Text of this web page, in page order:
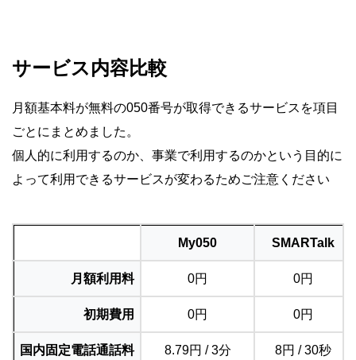
サービス内容比較
月額基本料が無料の050番号が取得できるサービスを項目
ごとにまとめました。
個人的に利用するのか、事業で利用するのかという目的に
よって利用できるサービスが変わるためご注意ください
My050 SMARTalk
月額利用料 0円 0円
初期費用 0円 0円
国内固定電話通話料 8.79円 / 3分 8円 / 30秒